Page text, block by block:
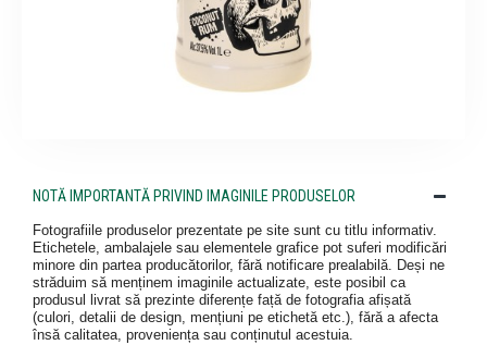
NOTĂ IMPORTANTĂ PRIVIND IMAGINILE PRODUSELOR
Fotografiile produselor prezentate pe site sunt cu titlu informativ.
Etichetele, ambalajele sau elementele grafice pot suferi modificări
minore din partea producătorilor, fără notificare prealabilă. Deși ne
străduim să menținem imaginile actualizate, este posibil ca
produsul livrat să prezinte diferențe față de fotografia afișată
(culori, detalii de design, mențiuni pe etichetă etc.), fără a afecta
însă calitatea, proveniența sau conținutul acestuia.